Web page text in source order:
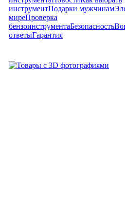
инструментПодарки мужчинам
миреПроверка
бензоинструментаБезопасность
ответыГарантия